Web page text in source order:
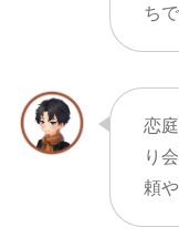
ち
恋
り
頼